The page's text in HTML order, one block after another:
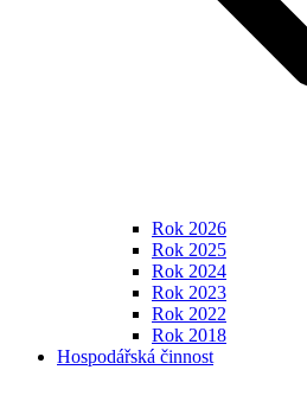
Rok 2026
Rok 2025
Rok 2024
Rok 2023
Rok 2022
Rok 2018
Hospodářská činnost